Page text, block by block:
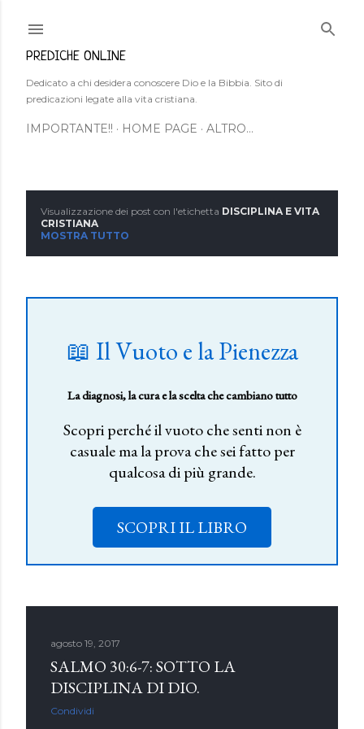
PREDICHE ONLINE
Dedicato a chi desidera conoscere Dio e la Bibbia. Sito di
predicazioni legate alla vita cristiana.
IMPORTANTE!! HOME PAGE ALTRO…
o
s
Visualizzazione dei post con l'etichetta DISCIPLINA E VITA
CRISTIANA
MOSTRA TUTTO
📖 Il Vuoto e la Pienezza
La diagnosi, la cura e la scelta che cambiano tutto
Scopri perché il vuoto che senti non è
casuale ma la prova che sei fatto per
qualcosa di più grande.
SCOPRI IL LIBRO
agosto 19, 2017
SALMO 30:6-7: SOTTO LA
DISCIPLINA DI DIO.
Condividi